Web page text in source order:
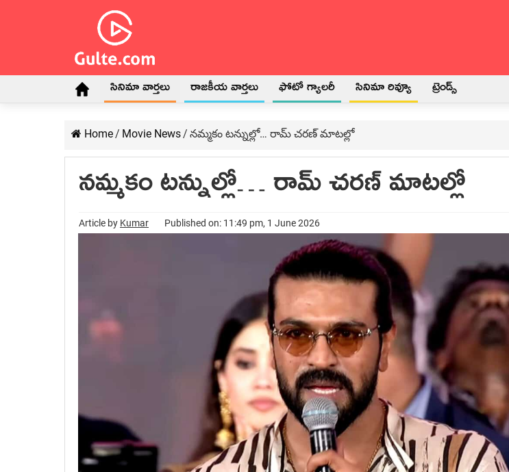
సినిమా వార్తలు రాజకీయ వార్తలు ఫోటో గ్యాలరీ సినిమా రివ్యూ ట్రెండ్స్
Home/ Movie News/ నమ్మకం టన్నుల్లో… రామ్ చరణ్ మాటల్లో
నమ్మకం టన్నుల్లో… రామ్ చరణ్ మాటల్లో
Article by Kumar Published on: 11:49 pm, 1 June 2026